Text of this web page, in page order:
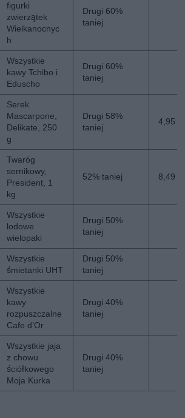
figurki
zwierzątek
Wielkanocnyc
h
Drugi 60%
taniej
Wszystkie
kawy Tchibo i
Eduscho
Drugi 60%
taniej
Serek
Mascarpone,
Delikate, 250
g
Drugi 58%
taniej
4,95
Twaróg
sernikowy,
President, 1
kg
52% taniej 8,49 zł
Wszystkie
lodowe
wielopaki
Drugi 50%
taniej
Wszystkie
śmietanki UHT
Drugi 50%
taniej
Wszystkie
kawy
rozpuszczalne
Cafe d’Or
Drugi 40%
taniej
Wszystkie jaja
z chowu
ściółkowego
Moja Kurka
Drugi 40%
taniej